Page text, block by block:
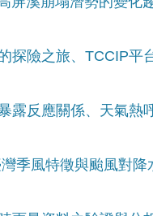
探險之旅、TCCIP平
露反應關係、天氣熱
季風特徵與颱風對降